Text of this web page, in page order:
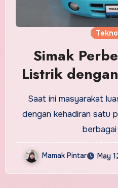
Simak
Listrik
Saat ini masyarakat
dengan kehadiran satu
Mamak Pintar May